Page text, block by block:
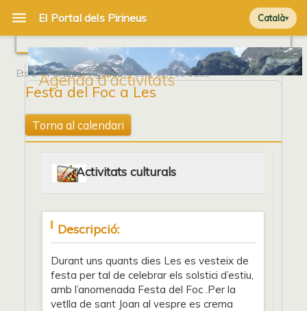
Català
Agenda d'activitats
Ets a Portada/Agenda/ Festa del Foc a Les
Festa del Foc a Les
Torna al calendari
Activitats culturals
Descripció:
Durant uns quants dies Les es vesteix de
festa per tal de celebrar els solstici d’estiu,
amb l’anomenada Festa del Foc .Per la
vetlla de sant Joan al vespre es crema